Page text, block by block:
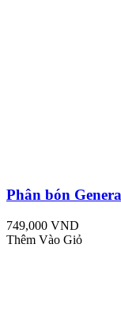
Phân bón
749,000 VND
Thêm Vào Giỏ